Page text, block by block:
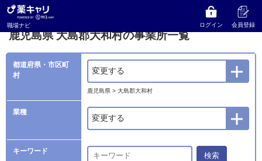
職場ナビ ログイン 会員登録
薬キャリ 職場ナビ 大島郡大和村の事業所一覧
鹿児島県 大島郡大和村の事業所一覧
都道府県・市区町
村
変更する
鹿児島県 > 大島郡大和村
業種
変更する
キーワード 検索